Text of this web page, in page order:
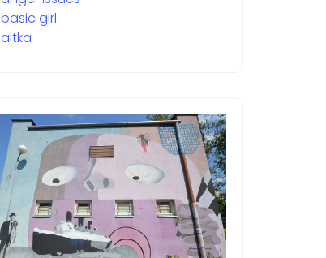
basic girl
altka